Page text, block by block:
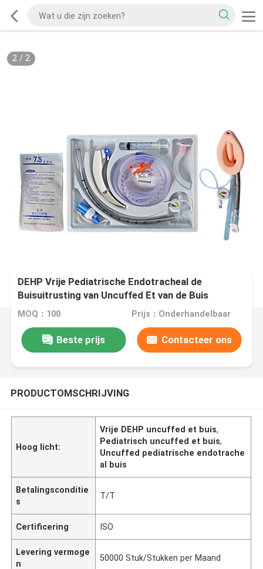
2/ 2
DEHP Vrije Pediatrische Endotracheal de
Buisuitrusting van Uncuffed Et van de Buis
MOQ：100 Prijs：Onderhandelbaar
Beste prijs Contacteer ons
PRODUCTOMSCHRIJVING
Hoog licht:
Vrije DEHP uncuffed et buis,
Pediatrisch uncuffed et buis,
Uncuffed pediatrische endotrache
al buis
Betalingsconditie
s
T/T
Certificering ISO
Levering vermoge
n
50000 Stuk/Stukken per Maand